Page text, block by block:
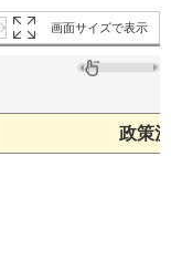
画面サイズで表示
政策